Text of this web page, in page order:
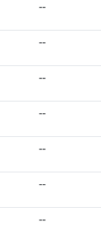
--
--
--
--
--
--
--